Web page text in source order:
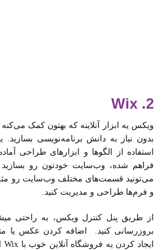
2. Wix
ویکس یه ابزار آنلاینه که بهتون کمک
بدون نیاز به دانش برنامه‌نویسی بسازید.
استفاده از الگوها و ابزارهای طراحی
فراهم شده، وب‌سایت خودتون رو
می‌تونید قسمت‌های مختلف وب‌سایت رو
و فرم‌ها طراحی و مدیریت کنید.
از طریق پنل کنترل ویکس، به راحتی
بروزرسانی کنید. اضافه کردن عکس یا